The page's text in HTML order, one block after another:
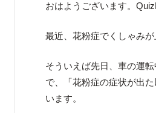
おはようございます。
最近、花粉症でくしゃみが
そういえば先日、車の運
で、「花粉症の症状が出
います。